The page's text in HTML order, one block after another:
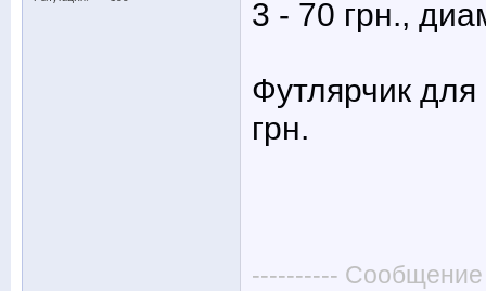
3 - 70 грн.,
Футлярчик
грн.
---------- Сообщение